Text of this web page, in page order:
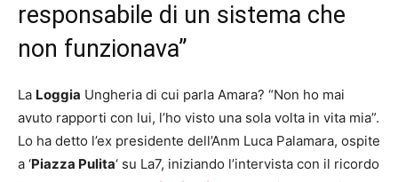
responsabile di un sistema che
non funzionava”
La Loggia Ungheria di cui parla Amara? “Non ho mai
avuto rapporti con lui, l’ho visto una sola volta in vita mia”.
Lo ha detto l’ex presidente dell’Anm Luca Palamara, ospite
a ‘Piazza Pulita‘ su La7, iniziando l’intervista con il ricordo